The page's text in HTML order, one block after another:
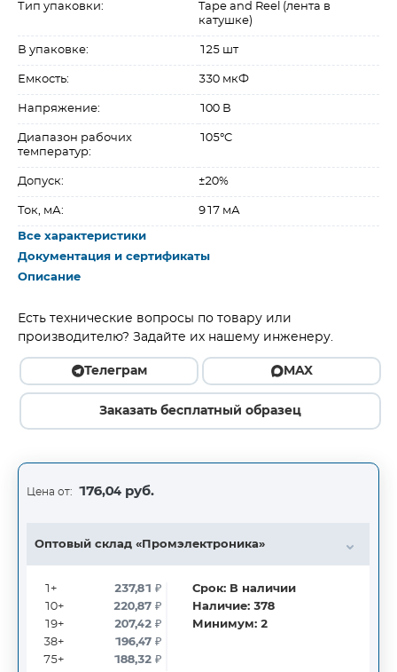
Тип упаковки:
Tape and Reel (лента в
катушке)
В упаковке: 125 шт
Емкость: 330 мкФ
Напряжение: 100 В
Диапазон рабочих
температур:
105°C
Допуск: ±20%
Ток, мА: 917 мА
Все характеристики
Документация и сертификаты
Описание
Есть технические вопросы по товару или
производителю? Задайте их нашему инженеру.
Телеграм MAX
Заказать бесплатный образец
Цена от: 176,04 руб.
Оптовый склад «Промэлектроника»
1+
10+
19+
38+
75+
237,81₽
220,87₽
207,42₽
196,47₽
188,32₽
Срок: В наличии
Наличие:378
Минимум:2